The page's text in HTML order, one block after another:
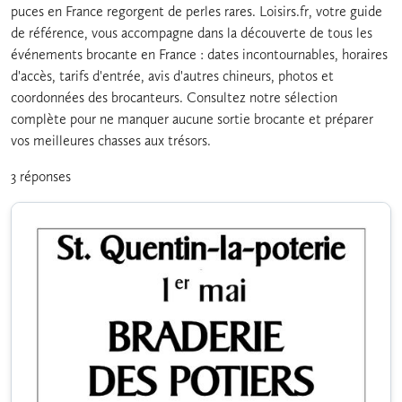
puces en France regorgent de perles rares. Loisirs.fr, votre guide
de référence, vous accompagne dans la découverte de tous les
événements brocante en France : dates incontournables, horaires
d'accès, tarifs d'entrée, avis d'autres chineurs, photos et
coordonnées des brocanteurs. Consultez notre sélection
complète pour ne manquer aucune sortie brocante et préparer
vos meilleures chasses aux trésors.
3 réponses